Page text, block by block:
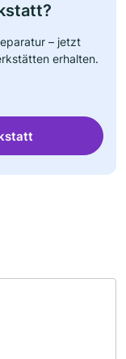
– jetzt
erhalten.